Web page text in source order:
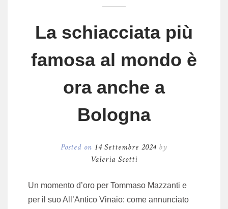
La schiacciata più
famosa al mondo è
ora anche a
Bologna
Posted on 14 Settembre 2024 by
Valeria Scotti
Un momento d’oro per Tommaso Mazzanti e
per il suo All’Antico Vinaio: come annunciato